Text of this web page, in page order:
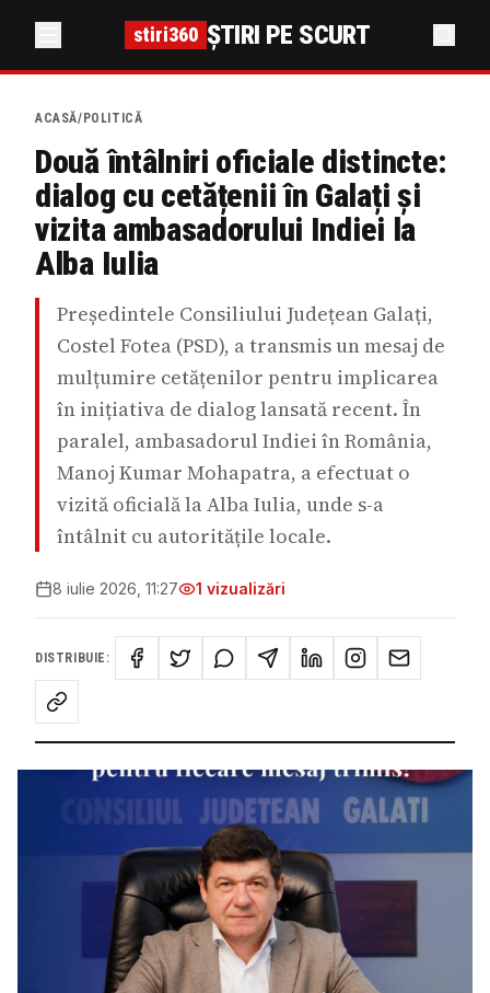
stiri360 ȘTIRI PE SCURT
ACASĂ/ POLITICĂ
Două întâlniri oficiale distincte:
dialog cu cetățenii în Galați și
vizita ambasadorului Indiei la
Alba Iulia
Președintele Consiliului Județean Galați,
Costel Fotea (PSD), a transmis un mesaj de
mulțumire cetățenilor pentru implicarea
în inițiativa de dialog lansată recent. În
paralel, ambasadorul Indiei în România,
Manoj Kumar Mohapatra, a efectuat o
vizită oficială la Alba Iulia, unde s-a
întâlnit cu autoritățile locale.
8 iulie 2026, 11:27 1 vizualizări
DISTRIBUIE: